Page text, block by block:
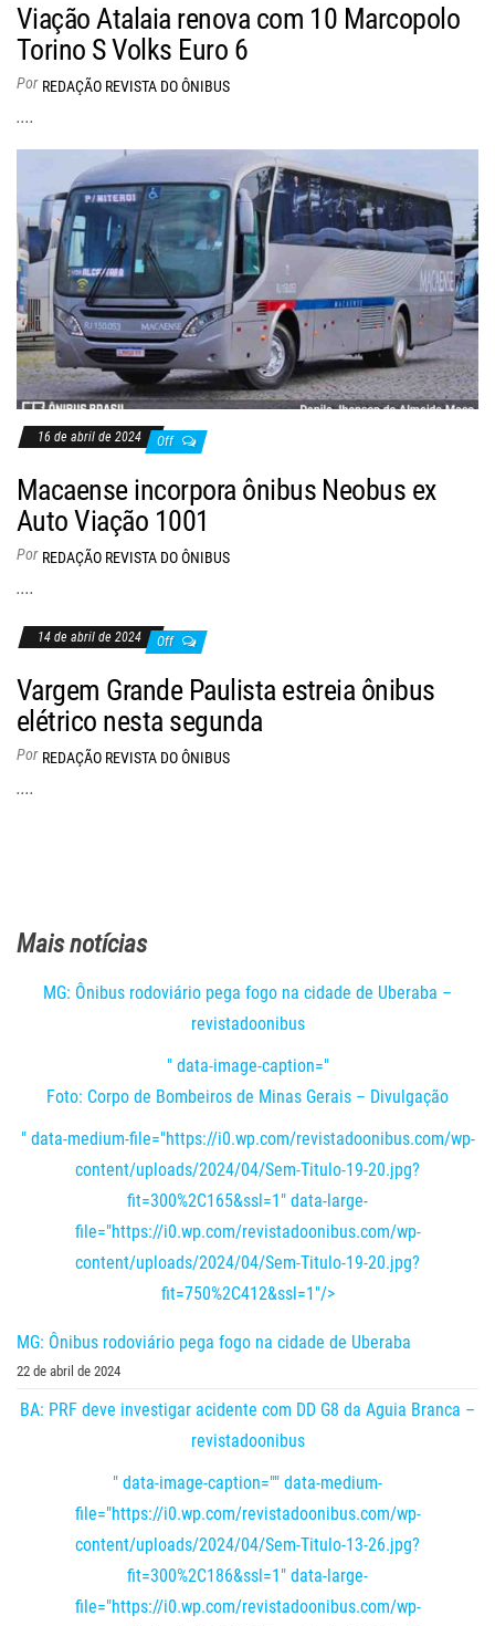
Viação Atalaia renova com 10 Marcopolo
Torino S Volks Euro 6
Por REDAÇÃO REVISTA DO ÔNIBUS
....
16 de abril de 2024 Off
Macaense incorpora ônibus Neobus ex
Auto Viação 1001
Por REDAÇÃO REVISTA DO ÔNIBUS
....
14 de abril de 2024 Off
Vargem Grande Paulista estreia ônibus
elétrico nesta segunda
Por REDAÇÃO REVISTA DO ÔNIBUS
....
Mais notícias
MG: Ônibus rodoviário pega fogo na cidade de Uberaba –
revistadoonibus
" data-image-caption="
Foto: Corpo de Bombeiros de Minas Gerais – Divulgação
" data-medium-file="https://i0.wp.com/revistadoonibus.com/wp-
content/uploads/2024/04/Sem-Titulo-19-20.jpg?
fit=300%2C165&ssl=1" data-large-
file="https://i0.wp.com/revistadoonibus.com/wp-
content/uploads/2024/04/Sem-Titulo-19-20.jpg?
fit=750%2C412&ssl=1"/>
MG: Ônibus rodoviário pega fogo na cidade de Uberaba
22 de abril de 2024
BA: PRF deve investigar acidente com DD G8 da Aguia Branca –
revistadoonibus
" data-image-caption="" data-medium-
file="https://i0.wp.com/revistadoonibus.com/wp-
content/uploads/2024/04/Sem-Titulo-13-26.jpg?
fit=300%2C186&ssl=1" data-large-
file="https://i0.wp.com/revistadoonibus.com/wp-